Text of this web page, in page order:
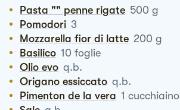
Pasta "" penne rigate 500 g
Pomodori 3
Mozzarella fior di latte 200 g
Basilico 10 foglie
Olio evo q.b.
Origano essiccato q.b.
Pimenton de la vera 1 cucchiaino